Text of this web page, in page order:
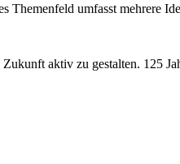
umfasst mehrere
aktiv zu gestalten. 125